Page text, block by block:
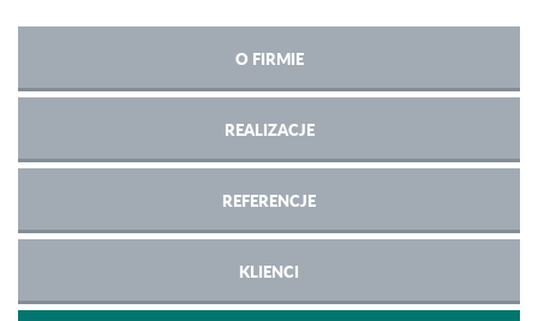
O FIRMIE
REALIZACJE
REFERENCJE
KLIENCI